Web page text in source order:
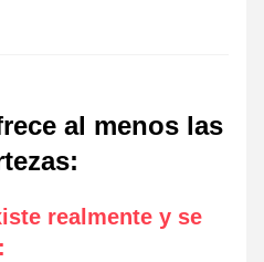
al menos las
:
realmente y se